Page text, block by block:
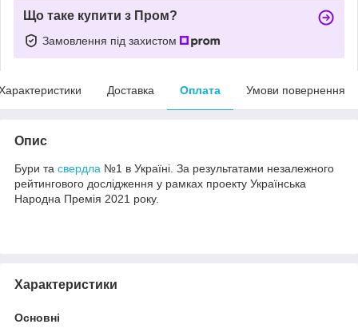
Що таке купити з Пром?
Замовлення під захистом
Доставка Оплата Умови повернення
Опис
Бури та свердла №1 в Україні. За результатами незалежного
рейтингового дослідження у рамках проекту Українська
Народна Премія 2021 року.
Характеристики
Основні